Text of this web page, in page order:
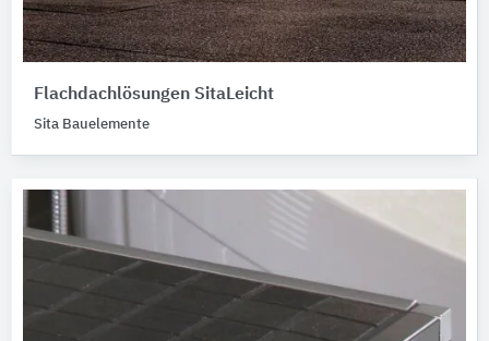
Flachdachlösungen SitaLeicht
Sita Bauelemente